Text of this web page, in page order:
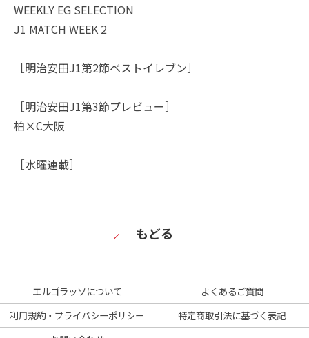
WEEKLY EG SELECTION
J1 MATCH WEEK 2
［明治安田J1第2節ベストイレブン］
［明治安田J1第3節プレビュー］
柏×C大阪
［水曜連載］
もどる
エルゴラッソについて
よくあるご質問
利用規約・プライバシーポリシー
特定商取引法に基づく表記